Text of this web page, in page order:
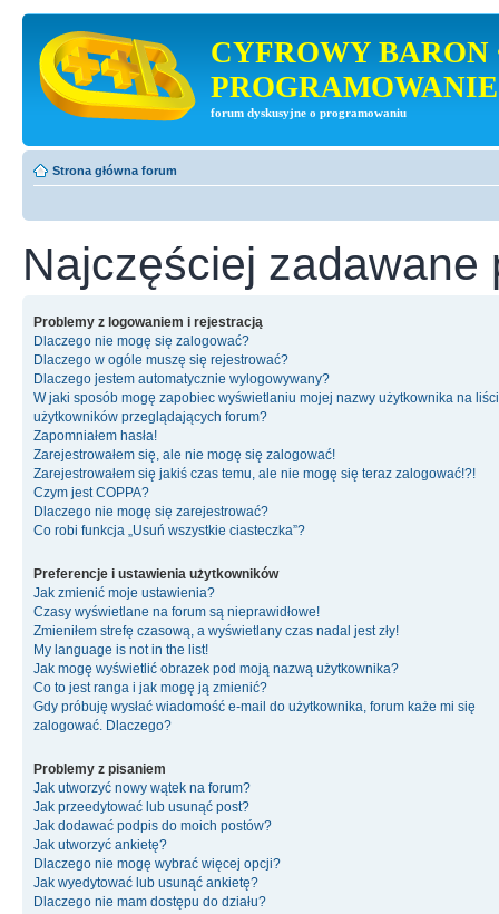
CYFROWY BARON
PROGRAMOWANIE
forum dyskusyjne o programowaniu
Strona główna forum
Najczęściej zadawane
Problemy z logowaniem i rejestracją
Dlaczego nie mogę się zalogować?
Dlaczego w ogóle muszę się rejestrować?
Dlaczego jestem automatycznie wylogowywany?
W jaki sposób mogę zapobiec wyświetlaniu mojej nazwy użytkownika na
użytkowników przeglądających forum?
Zapomniałem hasła!
Zarejestrowałem się, ale nie mogę się zalogować!
Zarejestrowałem się jakiś czas temu, ale nie mogę się teraz zalogować!?!
Czym jest COPPA?
Dlaczego nie mogę się zarejestrować?
Co robi funkcja „Usuń wszystkie ciasteczka”?
Preferencje i ustawienia użytkowników
Jak zmienić moje ustawienia?
Czasy wyświetlane na forum są nieprawidłowe!
Zmieniłem strefę czasową, a wyświetlany czas nadal jest zły!
My language is not in the list!
Jak mogę wyświetlić obrazek pod moją nazwą użytkownika?
Co to jest ranga i jak mogę ją zmienić?
Gdy próbuję wysłać wiadomość e-mail do użytkownika, forum każe mi się
zalogować. Dlaczego?
Problemy z pisaniem
Jak utworzyć nowy wątek na forum?
Jak przeedytować lub usunąć post?
Jak dodawać podpis do moich postów?
Jak utworzyć ankietę?
Dlaczego nie mogę wybrać więcej opcji?
Jak wyedytować lub usunąć ankietę?
Dlaczego nie mam dostępu do działu?